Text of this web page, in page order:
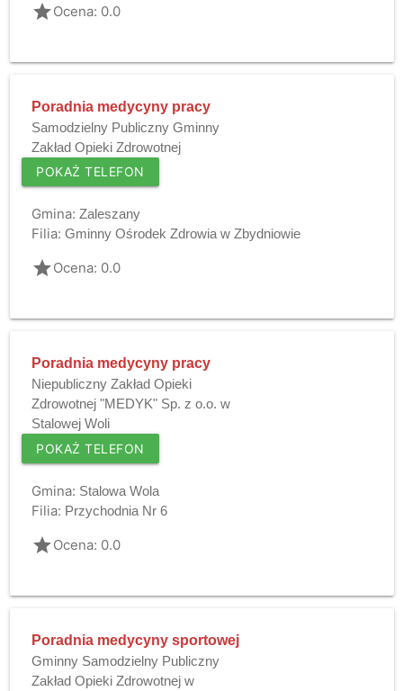
gradeOcena: 0.0
Poradnia medycyny pracy
Samodzielny Publiczny Gminny
Zakład Opieki Zdrowotnej
POKAŻ TELEFON
Gmina: Zaleszany
Filia: Gminny Ośrodek Zdrowia w Zbydniowie
gradeOcena: 0.0
Poradnia medycyny pracy
Niepubliczny Zakład Opieki
Zdrowotnej "MEDYK" Sp. z o.o. w
Stalowej Woli
POKAŻ TELEFON
Gmina: Stalowa Wola
Filia: Przychodnia Nr 6
gradeOcena: 0.0
Poradnia medycyny sportowej
Gminny Samodzielny Publiczny
Zakład Opieki Zdrowotnej w